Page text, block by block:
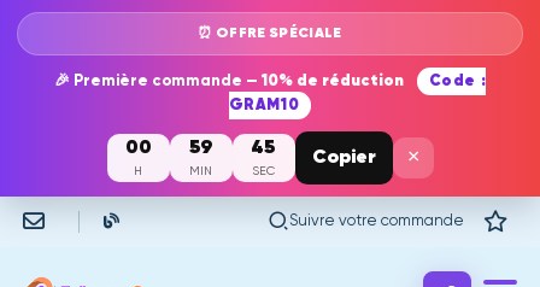
⏰ OFFRE SPÉCIALE
🎉 Première commande — 10% de réduction
Code :
GRAM10
00
H
59
MIN
45
SEC
Copier ×
Suivre votre commande